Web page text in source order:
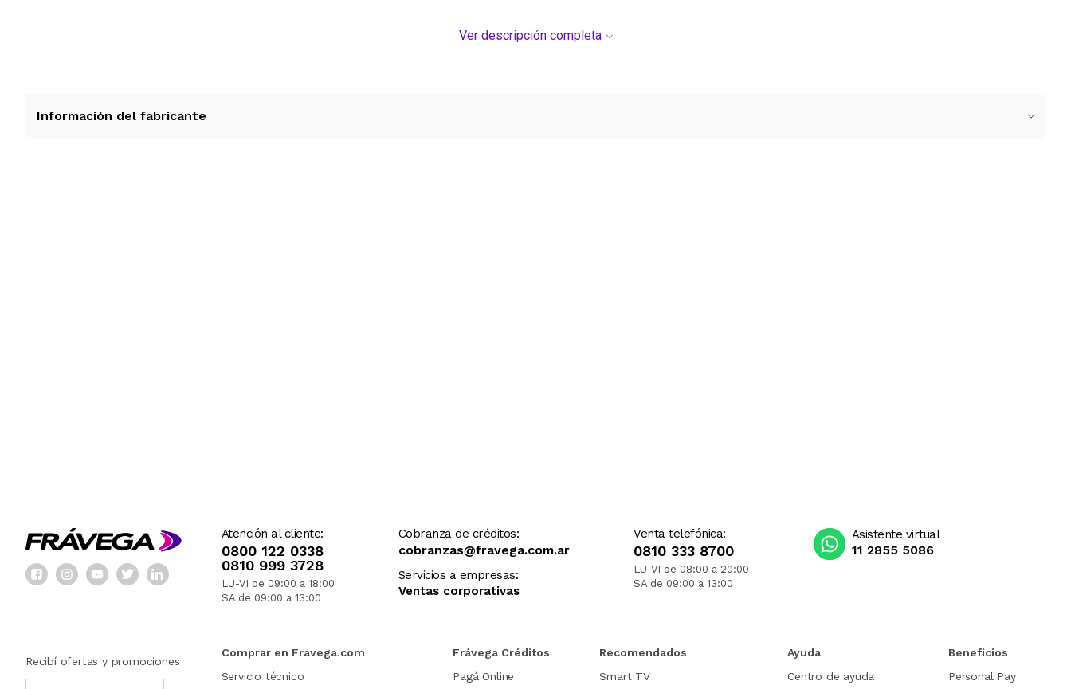
Ver descripción completa
Información del fabricante
Atención al cliente:
0800 122 0338
0810 999 3728
LU-VI de 09:00 a 18:00
SA de 09:00 a 13:00
Cobranza de créditos:
cobranzas@fravega.com.ar
Servicios a empresas:
Ventas corporativas
Venta telefónica:
0810 333 8700
LU-VI de 08:00 a 20:00
SA de 09:00 a 13:00
Asistente virtual
11 2855 5086
Recibí ofertas y promociones
Comprar en Fravega.com
Servicio técnico
Frávega Créditos
Pagá Online
Recomendados
Smart TV
Ayuda
Centro de ayuda
Beneficios
Personal Pay